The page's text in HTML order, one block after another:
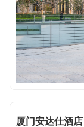
厦门安达仕酒店